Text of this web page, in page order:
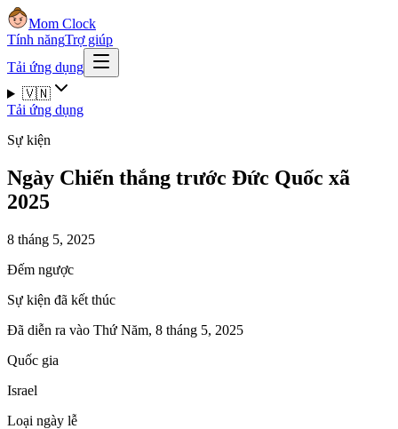
Mom Clock
Tính năngTrợ giúp
Tải ứng dụng
🇻🇳
Tải ứng dụng
Sự kiện
Ngày Chiến thắng trước Đức Quốc xã
2025
8 tháng 5, 2025
Đếm ngược
Sự kiện đã kết thúc
Đã diễn ra vào Thứ Năm, 8 tháng 5, 2025
Quốc gia
Israel
Loại ngày lễ